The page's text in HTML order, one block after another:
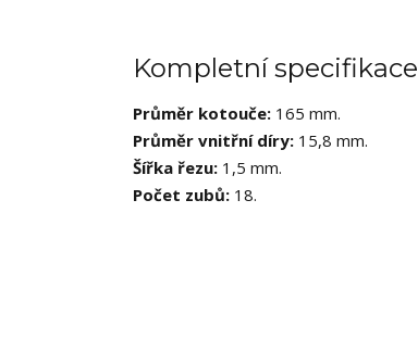
Kompletní specifikace
Průměr kotouče: 165 mm.
Průměr vnitřní díry: 15,8 mm.
Šířka řezu: 1,5 mm.
Počet zubů: 18.